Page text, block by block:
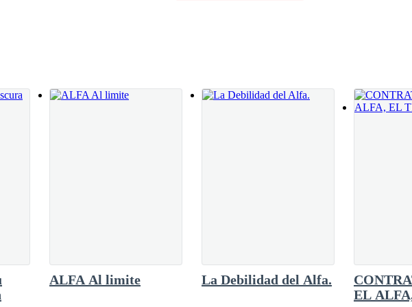
suplicando con los ojos. Yo seguía arrodillada ante el rey Alfa, con las manos atadas con
de que venía de ella, pero ¿por qué Ivy tendría mi teléfono
la frase cuando el teléfono volvió a sonar y agarré a Ivy por
ALFA Al limite La Debilidad del Alfa.
EL